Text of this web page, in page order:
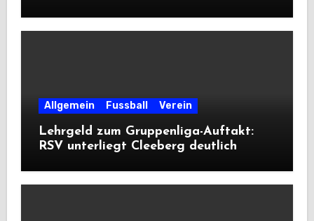
Allgemein Fussball Verein
Lehrgeld zum Gruppenliga-Auftakt:
RSV unterliegt Cleeberg deutlich